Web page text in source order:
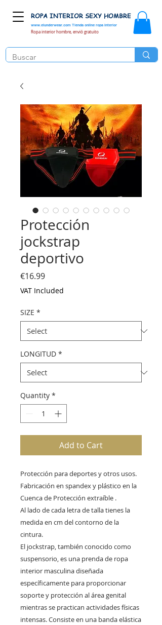
www.elunderwear.com Tienda online ropa interior
ROPA INTERIOR SEXY HOMBRE
Ropa interior hombre, envió gratuito
Protección
jockstrap
deportivo
€16.99Price
VAT Included
SIZE *
LONGITUD *
Quantity *
Add to Cart
Protección para deportes y otros usos.
Fabricación en spandex y plástico en la
Cuenca de Protección extraíble .
Al lado de cada letra de talla tienes la
medida en cm del contorno de la
cintura.
El jockstrap, también conocido como
suspensorio, es una prenda de ropa
interior masculina diseñada
específicamente para proporcionar
soporte y protección al área genital
mientras se practican actividades físicas
intensas. Consiste en una banda elástica